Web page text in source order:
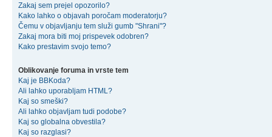
Zakaj sem prejel opozorilo?
Kako lahko o objavah poročam moderatorju?
Čemu v objavljanju tem služi gumb "Shrani"?
Zakaj mora biti moj prispevek odobren?
Kako prestavim svojo temo?
Oblikovanje foruma in vrste tem
Kaj je BBKoda?
Ali lahko uporabljam HTML?
Kaj so smeški?
Ali lahko objavljam tudi podobe?
Kaj so globalna obvestila?
Kaj so razglasi?